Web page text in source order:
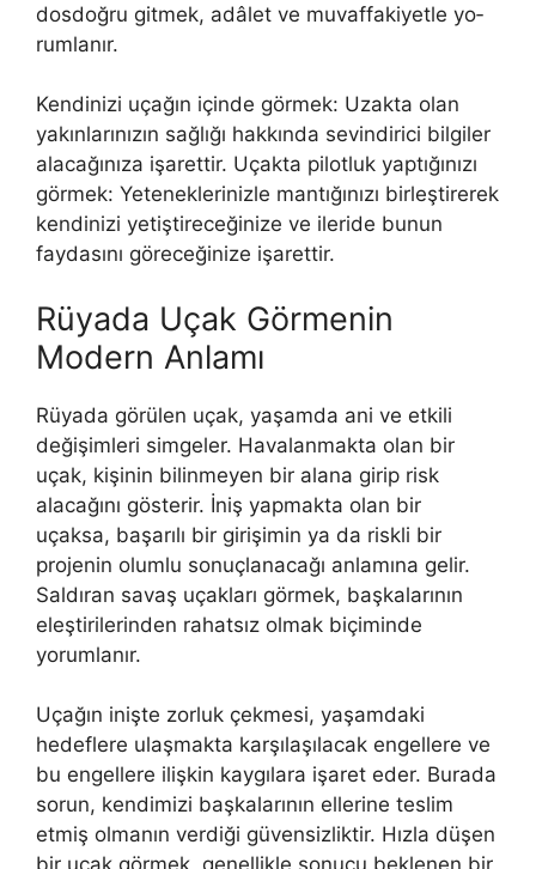
dosdoğru gitmek, adâlet ve muvaffakiyetle yo­
rumlanır.
Kendinizi uçağın içinde görmek: Uzakta olan
yakınlarınızın sağ­lığı hakkında sevindirici bilgiler
alacağınıza işarettir. Uçakta pilotluk yap­tığınızı
görmek: Yeteneklerinizle mantığınızı birleştirerek
kendinizi yetişti­receğinize ve ileride bunun
faydasını göreceğinize işarettir.
Rüyada Uçak Görmenin
Modern Anlamı
Rüyada görülen uçak, yaşamda ani ve etkili
değişimleri simgeler. Havalanmakta olan bir
uçak, kişinin bilinmeyen bir alana girip risk
alacağını gösterir. İniş yap­makta olan bir
uçaksa, başarılı bir girişimin ya da riskli bir
projenin olumlu sonuçlana­cağı anlamına gelir.
Saldıran savaş uçakları görmek, başkalarının
eleştirilerinden rahatsız ol­mak biçiminde
yorumlanır.
Uçağın inişte zorluk çekmesi, yaşamda­ki
hedeflere ulaşmakta karşılaşılacak engellere ve
bu engellere ilişkin kaygılara işaret eder. Burada
sorun, kendimizi başkalarının ellerine teslim
etmiş olmanın verdiği güvensizliktir. Hızla düşen
bir uçak görmek, genellikle sonucu beklenen bir